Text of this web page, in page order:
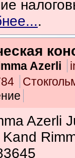
.
Azerli
Azerli